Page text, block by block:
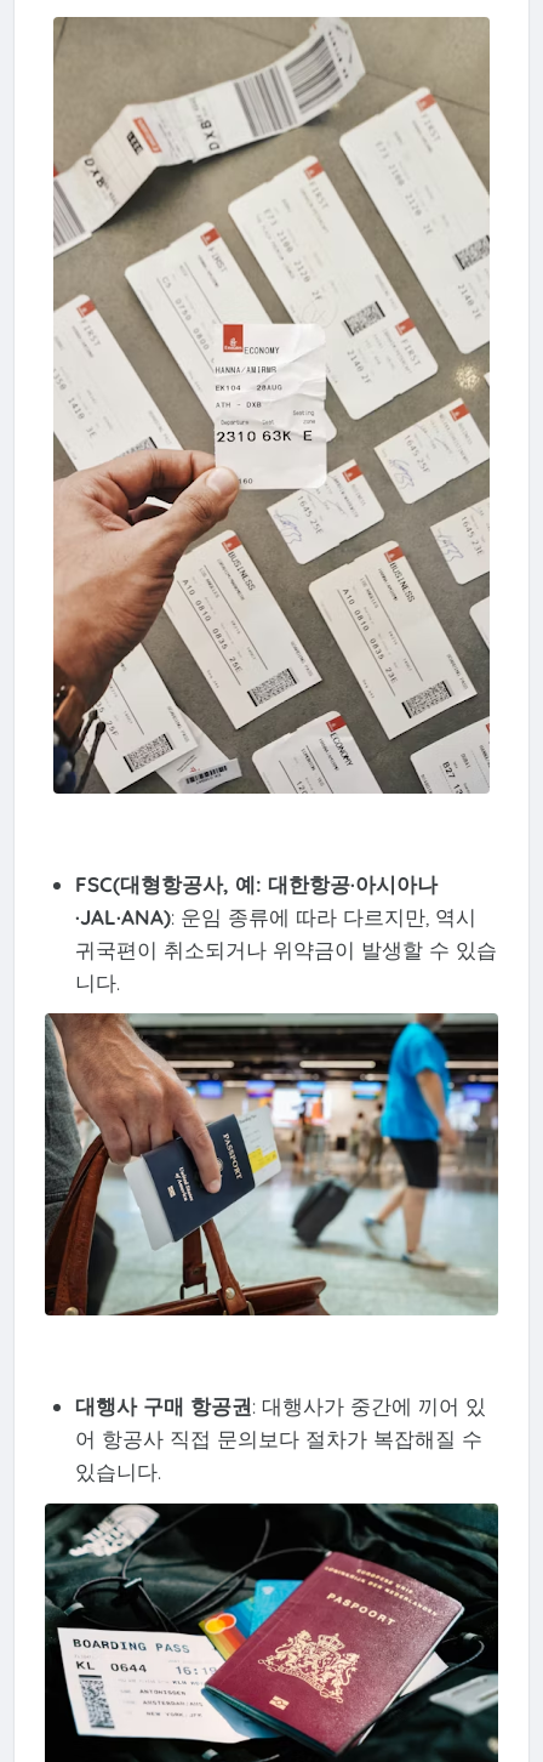
FSC(대형항공사, 예: 대한항공·아시아나
·JAL·ANA): 운임 종류에 따라 다르지만, 역시
귀국편이 취소되거나 위약금이 발생할 수 있습
니다.
대행사 구매 항공권: 대행사가 중간에 끼어 있
어 항공사 직접 문의보다 절차가 복잡해질 수
있습니다.